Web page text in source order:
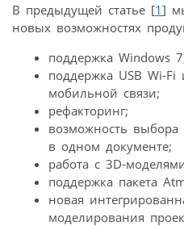
В предыдущей статье [1]
новых возможностях
поддержка Windows
поддержка USB Wi-
мобильной связи;
рефакторинг;
возможность выбора
в одном документе;
работа с 3D-
поддержка пакета
новая
моделирования